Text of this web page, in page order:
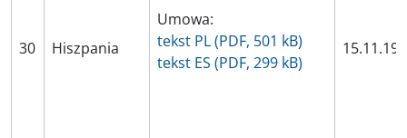
30 Hiszpania
Umowa:
tekst PL (PDF, 501 kB)
tekst ES (PDF, 299 kB)